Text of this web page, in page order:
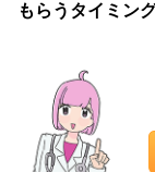
もらうタイミン